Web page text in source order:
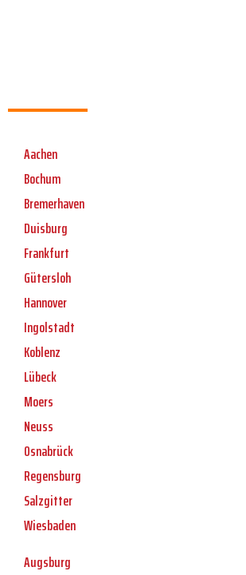
Aachen
Bochum
Bremerhaven
Duisburg
Frankfurt
Gütersloh
Hannover
Ingolstadt
Koblenz
Lübeck
Moers
Neuss
Osnabrück
Regensburg
Salzgitter
Wiesbaden
Augsburg